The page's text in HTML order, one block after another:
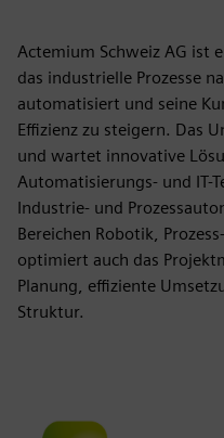
Actemium Schweiz AG ist
das industrielle Prozesse
automatisiert und seine
Effizienz zu steigern. Das
und wartet innovative
Automatisierungs- und IT-
Industrie- und
Bereichen Robotik,
optimiert auch das
Planung, effiziente
Struktur.